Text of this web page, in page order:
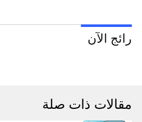
رائج الآن
مقالات ذات صلة